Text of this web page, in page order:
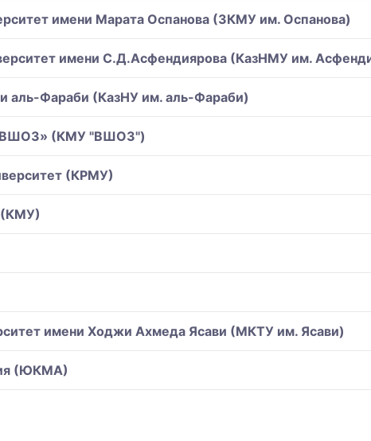
имени Марата Оспанова (ЗКМУ им. Оспанова)
имени С.Д.Асфендиярова (КазНМУ им.
аль-Фараби (КазНУ им. аль-Фараби)
«ВШОЗ» (КМУ "ВШОЗ")
(КРМУ)
(КМУ)
имени Ходжи Ахмеда Ясави (МКТУ им. Ясави)
(ЮКМА)